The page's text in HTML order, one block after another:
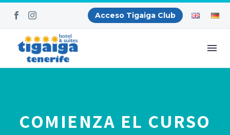
Acceso Tigaiga Club
COMIENZA EL CURSO